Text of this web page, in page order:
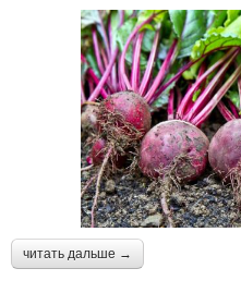
читать дальше →